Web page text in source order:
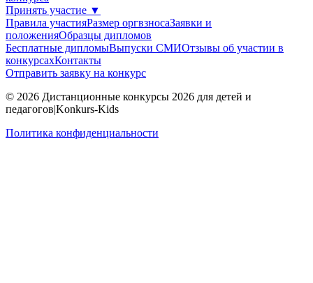
Принять участие ▼
Правила участияРазмер оргвзносаЗаявки и
положенияОбразцы дипломов
Бесплатные дипломыВыпуски СМИОтзывы об участии в
конкурсахКонтакты
Отправить заявку на конкурс
© 2026 Дистанционные конкурсы 2026 для детей и
педагогов|Konkurs-Kids
Политика конфиденциальности